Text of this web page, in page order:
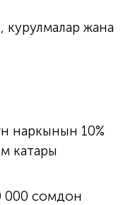
курулмалар жана
наркынын 10%
катары
000 сомдон